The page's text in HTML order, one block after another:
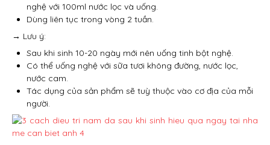
nghệ với 100ml nước lọc và uống.
Dùng liên tục trong vòng 2 tuần.
→ Lưu ý:
Sau khi sinh 10-20 ngày mới nên uống tinh bột nghệ.
Có thể uống nghệ với sữa tươi không đường, nước lọc,
nước cam.
Tác dụng của sản phẩm sẽ tuỳ thuộc vào cơ địa của mỗi
người.